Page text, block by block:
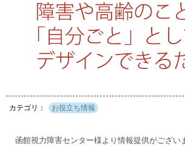
お役立ち情報
函館視力障害センター様より情報提供がござい